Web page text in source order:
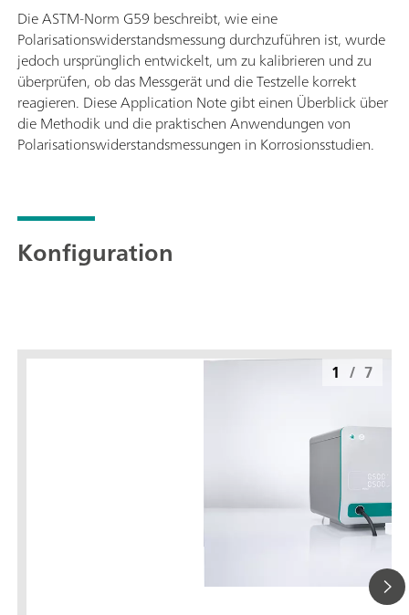
Die ASTM-Norm G59 beschreibt, wie eine
Polarisationswiderstandsmessung durchzuführen ist, wurde
jedoch ursprünglich entwickelt, um zu kalibrieren und zu
überprüfen, ob das Messgerät und die Testzelle korrekt
reagieren. Diese Application Note gibt einen Überblick über
die Methodik und die praktischen Anwendungen von
Polarisationswiderstandsmessungen in Korrosionsstudien.
Konfiguration
1 / 7